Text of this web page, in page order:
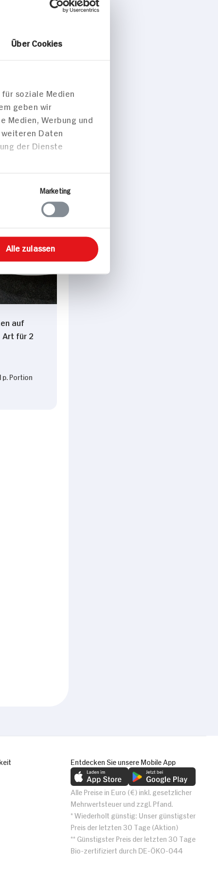
Über Cookies
soziale Medien
geben wir
Medien, Werbung und
Daten
der Dienste
Marketing
Alle zulassen
Portion
auf
Art für 2
Portion
Entdecken Sie unsere Mobile App
Alle Preise in Euro (€) inkl. gesetzlicher
Mehrwertsteuer und zzgl. Pfand.
* Wiederholt günstig: Unser günstigster
Preis der letzten 30 Tage (Aktion)
** Günstigster Preis der letzten 30 Tage
Bio-zertifiziert durch DE-ÖKO-044